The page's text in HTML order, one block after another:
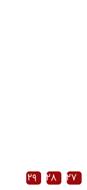
۲۷ ۲۸ ۲۹